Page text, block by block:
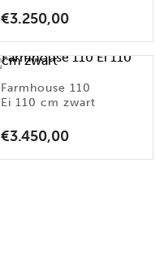
€3.250,00
Farmhouse 110
Ei 110 cm zwart
€3.450,00